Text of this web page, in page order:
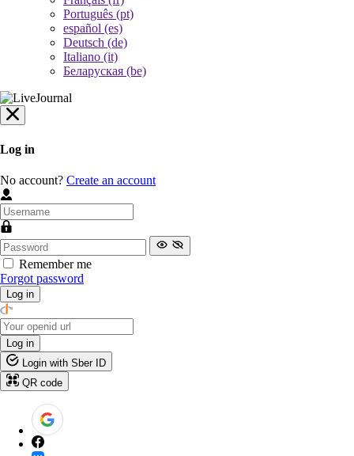
Português (pt)
español (es)
Deutsch (de)
Italiano (it)
Беларуская (be)
Log in
No account? Create an account
Remember me
Forgot password
Log in
Log in
Login with Sber ID
QR code